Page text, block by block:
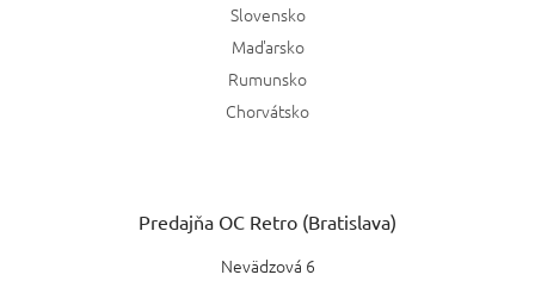
Slovensko
Maďarsko
Rumunsko
Chorvátsko
Predajňa OC Retro (Bratislava)
Nevädzová 6